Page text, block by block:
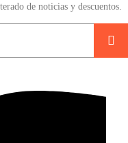
de noticias y descuentos.